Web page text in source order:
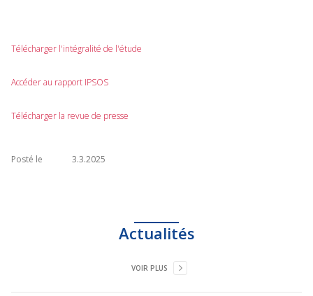
Télécharger l'intégralité de l'étude
Accéder au rapport IPSOS
Télécharger la revue de presse
Posté le 3.3.2025
Actualités
VOIR PLUS